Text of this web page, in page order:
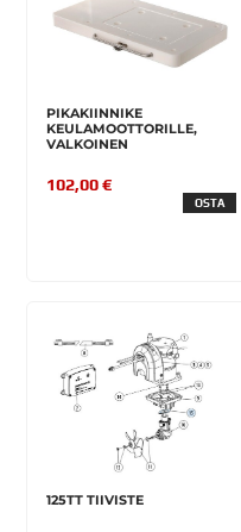
PIKAKIINNIKE
KEULAMOOTTORILLE,
VALKOINEN
102,00 €
OSTA
125TT TIIVISTE